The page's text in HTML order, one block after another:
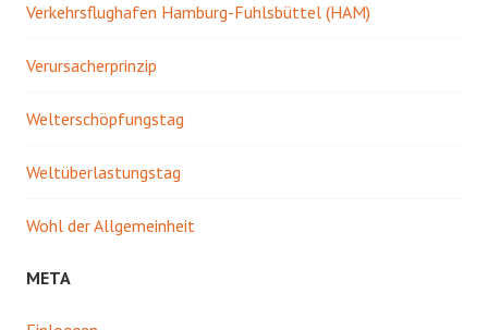
Verkehrsflughafen Hamburg-Fuhlsbüttel (HAM)
Verursacherprinzip
Welterschöpfungstag
Weltüberlastungstag
Wohl der Allgemeinheit
META